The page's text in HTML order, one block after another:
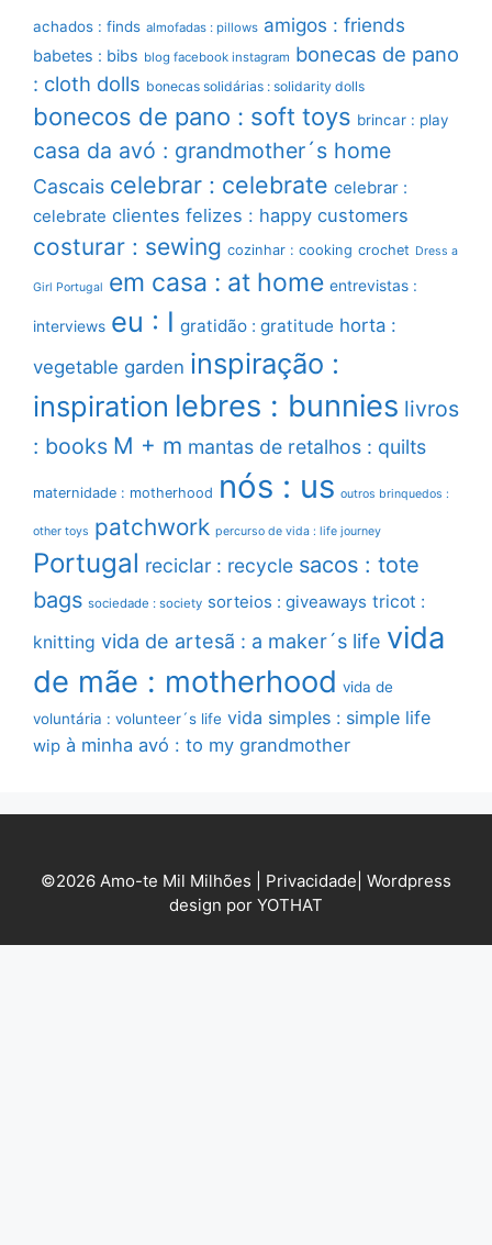
achados : finds almofadas : pillows amigos : friends
babetes : bibs blog facebook instagram bonecas de pano
: cloth dolls bonecas solidárias : solidarity dolls
bonecos de pano : soft toys brincar : play
casa da avó : grandmother´s home
Cascais celebrar : celebrate celebrar :
celebrate clientes felizes : happy customers
costurar : sewing cozinhar : cooking crochet Dress a
Girl Portugal em casa : at home entrevistas :
interviews eu : I gratidão : gratitude horta :
vegetable garden inspiração :
inspiration lebres : bunnies livros
: books M + m mantas de retalhos : quilts
maternidade : motherhood nós : us outros brinquedos :
other toys patchwork percurso de vida : life journey
Portugal reciclar : recycle sacos : tote
bags sociedade : society sorteios : giveaways tricot :
knitting vida de artesã : a maker´s life vida
de mãe : motherhood vida de
voluntária : volunteer´s life vida simples : simple life
wip à minha avó : to my grandmother
©2026 Amo-te Mil Milhões | Privacidade Wordpress
design por YOTHAT